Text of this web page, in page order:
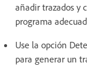
añadir trazados y
programa
Use la opción
para generar un